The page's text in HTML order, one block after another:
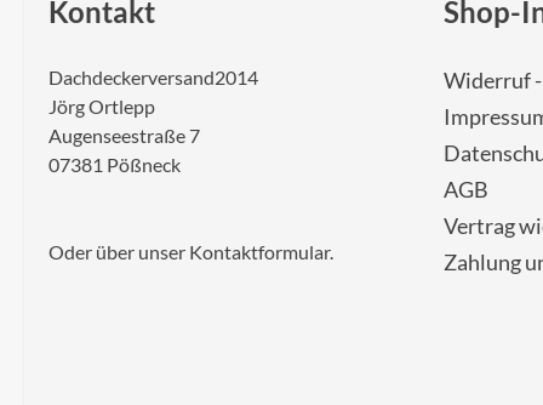
Kontakt
Dachdeckerversand2014
Jörg Ortlepp
Augenseestraße 7
07381 Pößneck
Oder über unser Kontaktformular.
Shop-
Widerruf
AGB
Vertrag
Zahlung